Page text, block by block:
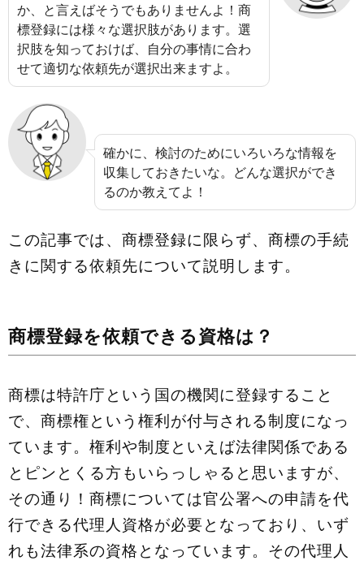
か、と言えばそうでもありませんよ！商
標登録には様々な選択肢があります。選
択肢を知っておけば、自分の事情に合わ
せて適切な依頼先が選択出来ますよ。
確かに、検討のためにいろいろな情報を
収集しておきたいな。どんな選択ができ
るのか教えてよ！
この記事では、商標登録に限らず、商標の手続
きに関する依頼先について説明します。
商標登録を依頼できる資格は？
商標は特許庁という国の機関に登録すること
で、商標権という権利が付与される制度になっ
ています。権利や制度といえば法律関係である
とピンとくる方もいらっしゃると思いますが、
その通り！商標については官公署への申請を代
行できる代理人資格が必要となっており、いず
れも法律系の資格となっています。その代理人